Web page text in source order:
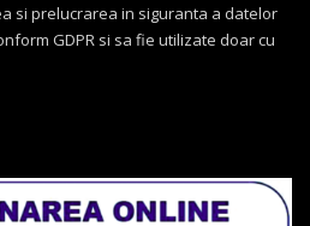
si prelucrarea in siguranta a datelor
GDPR si sa fie utilizate doar cu